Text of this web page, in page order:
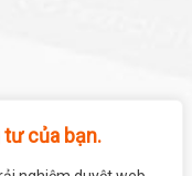
của bạn.